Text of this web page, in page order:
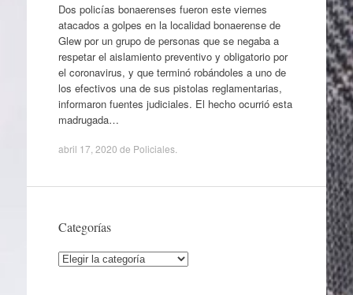
Dos policías bonaerenses fueron este viernes
atacados a golpes en la localidad bonaerense de
Glew por un grupo de personas que se negaba a
respetar el aislamiento preventivo y obligatorio por
el coronavirus, y que terminó robándoles a uno de
los efectivos una de sus pistolas reglamentarias,
informaron fuentes judiciales. El hecho ocurrió esta
madrugada…
abril 17, 2020 de Policiales.
Categorías
Categorías